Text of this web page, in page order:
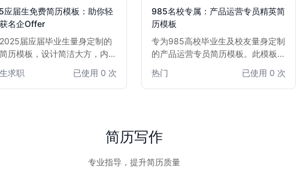
届生免费简历模板：助你轻
名企Offer
届应届毕业生量身定制的
历模板，设计简洁大方，内容
习经历、项目经验和个人技
速吸引招聘官眼球，提升面试
求职 已使用 0 次
985名校专属：产品运营专员精英简
历模板
专为985高校毕业生及校友量身定制
的产品运营专员简历模板。此模板突
据分析能力，助您在激烈的互联网产
品运营岗位竞争中脱颖而出，直达心
热门 已使用 0 次
简历写作
专业指导，提升简历质量